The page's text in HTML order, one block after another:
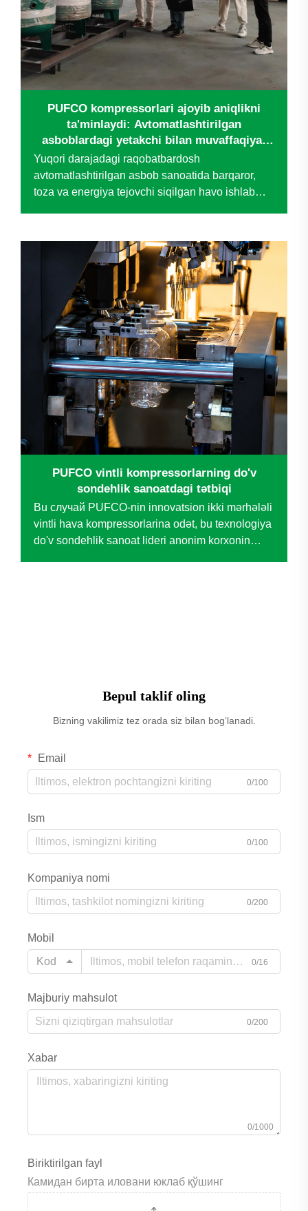
PUFCO kompressorlari ajoyib aniqlikni
ta'minlaydi: Avtomatlashtirilgan
asboblardagi yetakchi bilan muvaffaqiyat
hikoyasi
Yuqori darajadagi raqobatbardosh
avtomatlashtirilgan asbob sanoatida barqaror,
toza va energiya tejovchi siqilgan havo ishlab
hamda uzoq muddatli xarajatlarni boshqarishga
ta'sir qiladi. Nomidan mashhur bo'lgan
kompaniya...
PUFCO vintli kompressorlarning do'v
sondehlik sanoatdagi tətbiqi
Bu случай PUFCO-nin innovatsion ikki mərhələli
vintli hava kompressorlarina odət, bu texnologiya
do'v sondehlik sanoat lideri anonim korxonin
Bepul taklif oling
Bizning vakilimiz tez orada siz bilan bog‘lanadi.
Email
0/100
Ism
0/100
Kompaniya nomi
0/200
Mobil
Kod
0/16
Majburiy mahsulot
0/200
Xabar
0/1000
Biriktirilgan fayl
Камидан бирта иловани юклаб қўшинг